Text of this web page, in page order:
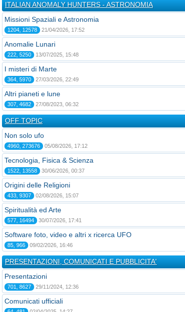
ITALIAN ANOMALY HUNTERS - ASTRONOMIA
Missioni Spaziali e Astronomia
1204, 12578 21/04/2026, 17:52
Anomalie Lunari
222, 5250 13/07/2025, 15:48
I misteri di Marte
364, 5970 27/03/2026, 22:49
Altri pianeti e lune
307, 4682 27/08/2023, 06:32
OFF TOPIC
Non solo ufo
4960, 273676 05/08/2026, 17:12
Tecnologia, Fisica & Scienza
1522, 13558 30/06/2026, 00:37
Origini delle Religioni
433, 9307 02/08/2026, 15:07
Spiritualità ed Arte
577, 16494 30/07/2026, 17:41
Software foto, video e altri x ricerca UFO
85, 966 09/02/2026, 16:46
PRESENTAZIONI, COMUNICATI E PUBBLICITA'
Presentazioni
701, 8627 29/11/2024, 12:36
Comunicati ufficiali